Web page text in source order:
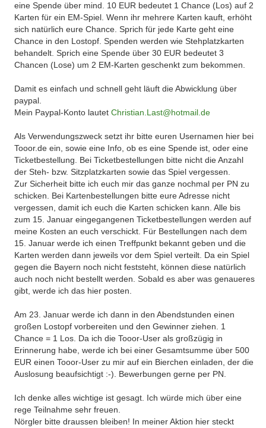
eine Spende über mind. 10 EUR bedeutet 1 Chance (Los) auf 2
Karten für ein EM-Spiel. Wenn ihr mehrere Karten kauft, erhöht
sich natürlich eure Chance. Sprich für jede Karte geht eine
Chance in den Lostopf. Spenden werden wie Stehplatzkarten
behandelt. Sprich eine Spende über 30 EUR bedeutet 3
Chancen (Lose) um 2 EM-Karten geschenkt zum bekommen.
Damit es einfach und schnell geht läuft die Abwicklung über
paypal.
Mein Paypal-Konto lautetChristian.Last@hotmail.de
Als Verwendungszweck setzt ihr bitte euren Usernamen hier bei
Tooor.de ein, sowie eine Info, ob es eine Spende ist, oder eine
Ticketbestellung. Bei Ticketbestellungen bitte nicht die Anzahl
der Steh- bzw. Sitzplatzkarten sowie das Spiel vergessen.
Zur Sicherheit bitte ich euch mir das ganze nochmal per PN zu
schicken. Bei Kartenbestellungen bitte eure Adresse nicht
vergessen, damit ich euch die Karten schicken kann. Alle bis
zum 15. Januar eingegangenen Ticketbestellungen werden auf
meine Kosten an euch verschickt. Für Bestellungen nach dem
15. Januar werde ich einen Treffpunkt bekannt geben und die
Karten werden dann jeweils vor dem Spiel verteilt. Da ein Spiel
gegen die Bayern noch nicht feststeht, können diese natürlich
auch noch nicht bestellt werden. Sobald es aber was genaueres
gibt, werde ich das hier posten.
Am 23. Januar werde ich dann in den Abendstunden einen
großen Lostopf vorbereiten und den Gewinner ziehen. 1
Chance = 1 Los. Da ich die Tooor-User als großzügig in
Erinnerung habe, werde ich bei einer Gesamtsumme über 500
EUR einen Tooor-User zu mir auf ein Bierchen einladen, der die
Auslosung beaufsichtigt :-). Bewerbungen gerne per PN.
Ich denke alles wichtige ist gesagt. Ich würde mich über eine
rege Teilnahme sehr freuen.
Nörgler bitte draussen bleiben! In meiner Aktion hier steckt